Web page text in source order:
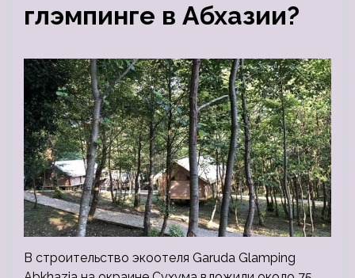
глэмпинге в Абхазии?
В строительство экоотеля Garuda Glamping